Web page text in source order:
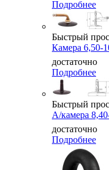
Подробнее
Быстрый
Камера 6,50-
достаточно
Подробнее
Быстрый
А/камера
достаточно
Подробнее